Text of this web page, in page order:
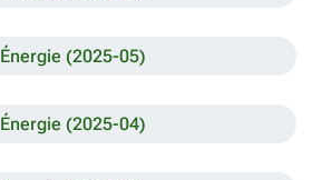
Énergie (2025-05)
Énergie (2025-04)